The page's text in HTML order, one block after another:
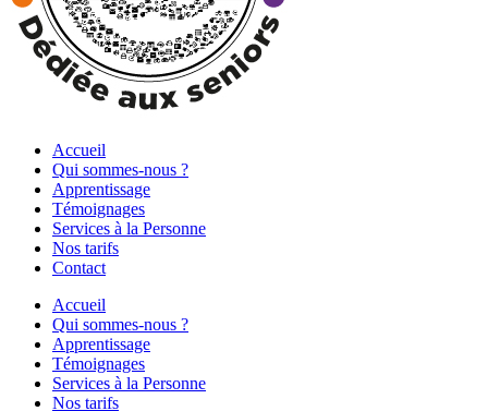
Accueil
Qui sommes-nous ?
Apprentissage
Témoignages
Services à la Personne
Nos tarifs
Contact
Accueil
Qui sommes-nous ?
Apprentissage
Témoignages
Services à la Personne
Nos tarifs